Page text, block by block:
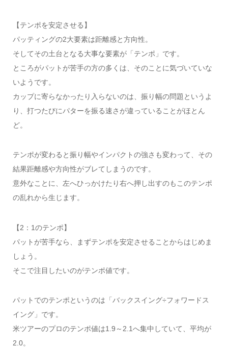
【テンポを安定させる】
パッティングの2大要素は距離感と方向性。
そしてその土台となる大事な要素が「テンポ」です。
ところがパットが苦手の方の多くは、そのことに気づいていな
いようです。
カップに寄らなかったり入らないのは、振り幅の問題というよ
り、打つたびにパターを振る速さが違っていることがほとん
ど。
テンポが変わると振り幅やインパクトの強さも変わって、その
結果距離感や方向性がブレてしまうのです。
意外なことに、左へひっかけたり右へ押し出すのもこのテンポ
の乱れから生じます。
【2：1のテンポ】
パットが苦手なら、まずテンポを安定させることからはじめま
しょう。
そこで注目したいのがテンポ値です。
パットでのテンポというのは「バックスイング÷フォワードス
イング」です。
米ツアーのプロのテンポ値は1.9～2.1へ集中していて、平均が
2.0。